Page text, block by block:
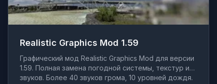
Realistic Graphics Mod 1.59
Графический мод Realistic Graphics Mod для версии
1.59. Полная замена погодной системы, текстур и
звуков. Более 40 звуков грома, 10 уровней дождя.